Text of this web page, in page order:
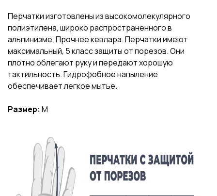
Перчатки изготовлены из высокомолекулярного
полиэтилена, широко распространенного в
альпинизме. Прочнее кевлара. Перчатки имеют
максимальный, 5 класс защиты от порезов. Они
плотно облегают руку и передают хорошую
тактильность. Гидрофобное напыление
обеспечивает легкое мытье.
Размер: M